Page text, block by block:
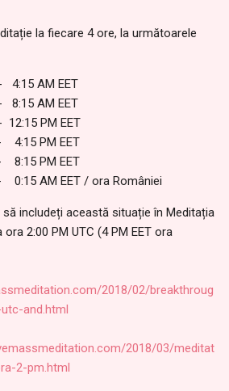
la fiecare 4 ore, la următoarele
AM EET
AM EET
PM EET
PM EET
PM EET
0:15 AM EET / ora României
includeți această situație în Meditația
2:00 PM UTC (4 PM EET ora
2018/02/breakthroug
and.html
2018/03/meditat
2-pm.html